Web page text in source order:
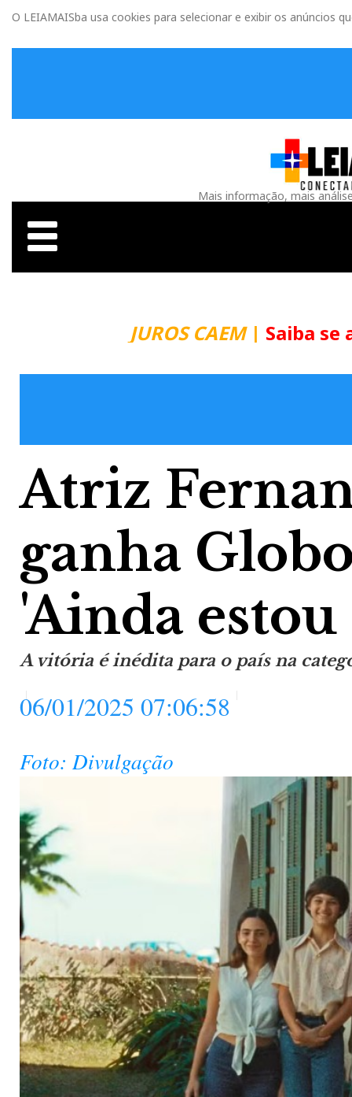
O LEIAMAISba usa cookies para selecionar e exibir os anúncios
Mais informação, mais
JUROS CAEM| Saiba se
Atriz
ganha
'Ainda
A vitória é inédita para o país na
06/01/2025 07:06:58
Foto: Divulgação